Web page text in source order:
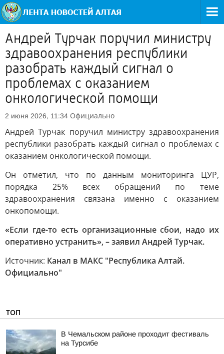
Андрей Турчак поручил министру
здравоохранения республики
разобрать каждый сигнал о
проблемах с оказанием
онкологической помощи
2 июня 2026, 11:34 Официально
Андрей Турчак поручил министру здравоохранения
республики разобрать каждый сигнал о проблемах с
оказанием онкологической помощи.
Он отметил, что по данным мониторинга ЦУР,
порядка 25% всех обращений по теме
здравоохранения связана именно с оказанием
онкопомощи.
«Если где-то есть организационные сбои, надо их
оперативно устранить», – заявил Андрей Турчак.
Источник: Канал в МАКС "Республика Алтай.
Официально"
ТОП
В Чемальском районе проходит фестиваль
на Турсибе